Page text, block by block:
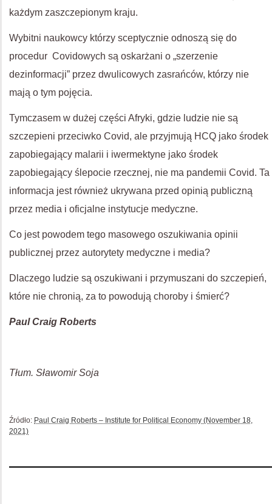
każdym zaszczepionym kraju.
Wybitni naukowcy którzy sceptycznie odnoszą się do
procedur Covidowych są oskarżani o „szerzenie
dezinformacji” przez dwulicowych zasrańców, którzy nie
mają o tym pojęcia.
Tymczasem w dużej części Afryki, gdzie ludzie nie są
szczepieni przeciwko Covid, ale przyjmują HCQ jako środek
zapobiegający malarii i iwermektyne jako środek
zapobiegający ślepocie rzecznej, nie ma pandemii Covid. Ta
informacja jest również ukrywana przed opinią publiczną
przez media i oficjalne instytucje medyczne.
Co jest powodem tego masowego oszukiwania opinii
publicznej przez autorytety medyczne i media?
Dlaczego ludzie są oszukiwani i przymuszani do szczepień,
które nie chronią, za to powodują choroby i śmierć?
Paul Craig Roberts
Tłum. Sławomir Soja
Źródło: Paul Craig Roberts – Institute for Political Economy (November 18,
2021)